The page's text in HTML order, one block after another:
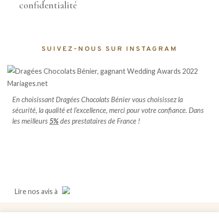
confidentialité
SUIVEZ-NOUS SUR INSTAGRAM
En choisissant Dragées Chocolats Bénier vous choisissez la
sécurité, la qualité et l’excellence, merci pour votre confiance. Dans
les meilleurs5%des prestataires de France !
Lirenos avis à